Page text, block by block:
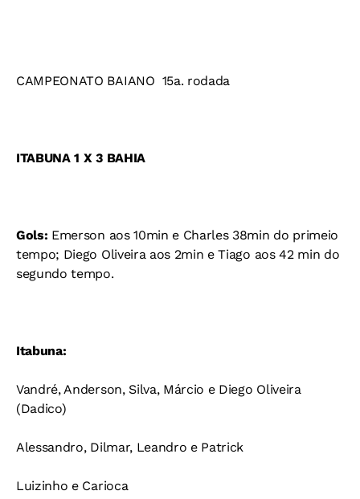
CAMPEONATO BAIANO  15a. rodada
ITABUNA 1 X 3 BAHIA
Gols: Emerson aos 10min e Charles 38min do primeio
tempo; Diego Oliveira aos 2min e Tiago aos 42 min do
segundo tempo.
Itabuna:
Vandré, Anderson, Silva, Márcio e Diego Oliveira
(Dadico)
Alessandro, Dilmar, Leandro e Patrick
Luizinho e Carioca